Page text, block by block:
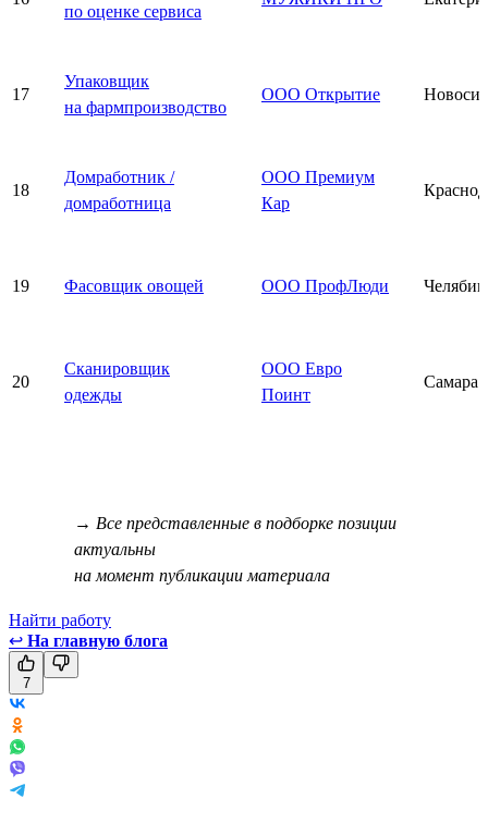
по оценке сервиса
17
Упаковщик
на фармпроизводство
ООО Открытие
18
Домработник /
домработница
ООО Премиум
Кар
19 Фасовщик овощей ООО ПрофЛюди
20
Сканировщик
одежды
ООО Евро
Поинт
Самара
→ Все представленные в подборке позиции
актуальны
на момент публикации материала
Найти работу
↩ На главную блога
7